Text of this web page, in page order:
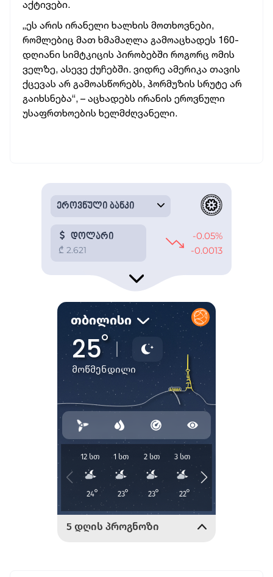
აქტივები.
„ეს არის ირანელი ხალხის მოთხოვნები,
რომლებიც მათ ხმამაღლა გამოაცხადეს 160-
დღიანი სიმტკიცის პირობებში როგორც ომის
ველზე, ასევე ქუჩებში. ვიდრე ამერიკა თავის
ქცევას არ გამოასწორებს, ჰორმუზის სრუტე არ
გაიხსნება“, – აცხადებს ირანის ეროვნული
უსაფრთხოების ხელმძღვანელი.